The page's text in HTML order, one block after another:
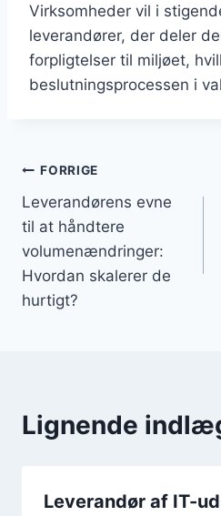
Virksomheder vil i
leverandører, der deler
forpligtelser til miljøet,
beslutningsprocessen i
FORRIGE
Leverandørens evne
til at håndtere
volumenændringer:
Hvordan skalerer de
hurtigt?
Lignende
Leverandør af IT-